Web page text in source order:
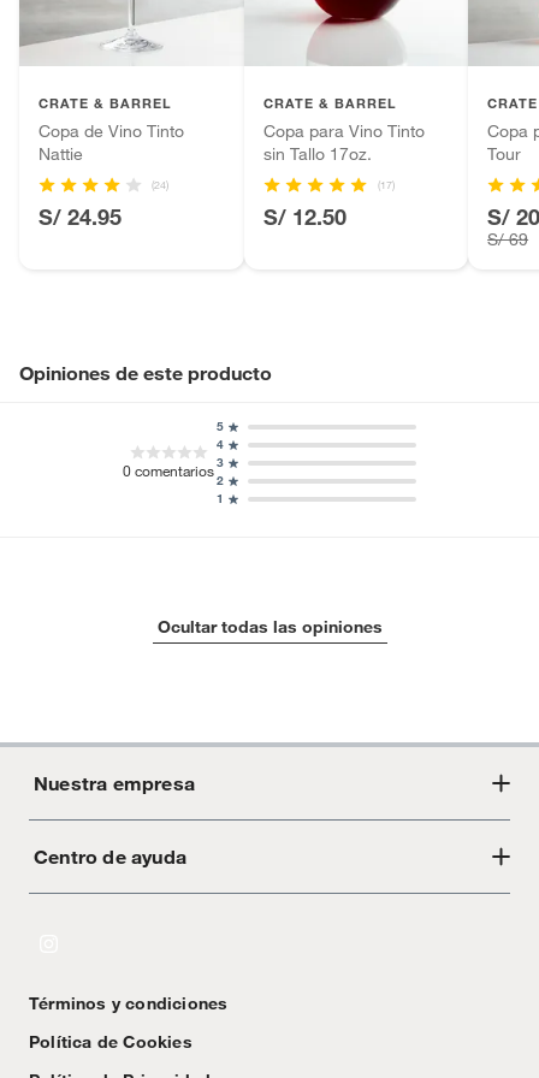
Número de piezas
Alto 24cm
Pinturas de color a pedido.
Plantas.
Productos que hayan sido previamente instalados.
Baterías de auto.
Motocicletas y bicicletas motorizadas.
Licores y cigarros electrónicos.
CRATE & BARREL
Copa de Vino Tinto
Nattie
(24)
S/ 24.95
CRATE & BARREL
Copa para Vino Tinto
sin Tallo 17oz.
(17)
S/ 12.50
Copa
Tour
S/
S/ 69
Opiniones de este producto
0comentarios
1
2
3
4
5
Ocultar todas las opiniones
Nuestra empresa
Acerca de Crate
Centro de ayuda
Textos Legales
Términos y condiciones
Política de Cookies